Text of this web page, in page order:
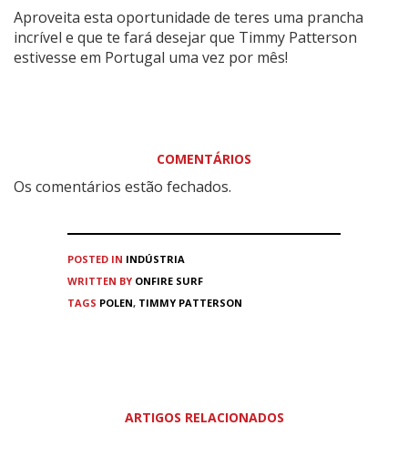
Aproveita esta oportunidade de teres uma prancha
incrível e que te fará desejar que Timmy Patterson
estivesse em Portugal uma vez por mês!
COMENTÁRIOS
Os comentários estão fechados.
POSTED IN INDÚSTRIA
WRITTEN BY ONFIRE SURF
TAGS POLEN, TIMMY PATTERSON
ARTIGOS RELACIONADOS